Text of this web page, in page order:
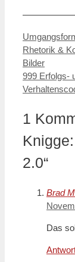
Kategorien
Rhetorik &
Bilder
999 Erfolgs-
1
2.0“
Brad
Das